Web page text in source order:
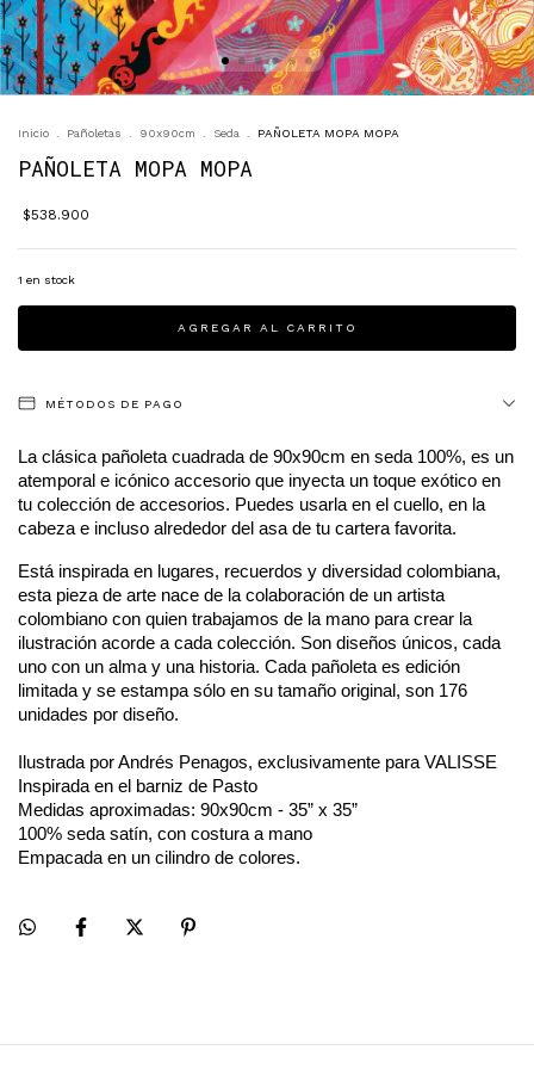
Inicio . Pañoletas . 90x90cm . Seda . PAÑOLETA MOPA MOPA
PAÑOLETA MOPA MOPA
$538.900
1 en stock
MÉTODOS DE PAGO
La clásica pañoleta cuadrada de 90x90cm en seda 100%, es un
atemporal e icónico accesorio que inyecta un toque exótico en
tu colección de accesorios. Puedes usarla en el cuello, en la
cabeza e incluso alrededor del asa de tu cartera favorita.
Está inspirada en lugares, recuerdos y diversidad colombiana,
esta pieza de arte nace de la colaboración de un artista
colombiano con quien trabajamos de la mano para crear la
ilustración acorde a cada colección. Son diseños únicos, cada
uno con un alma y una historia. Cada pañoleta es edición
limitada y se estampa sólo en su tamaño original, son 176
unidades por diseño.​
Ilustrada por Andrés Penagos, exclusivamente para VALISSE
Inspirada en el barniz de Pasto
Medidas aproximadas: 90x90cm - 35” x 35”
100% seda satín, con costura a mano
Empacada en un cilindro de colores.